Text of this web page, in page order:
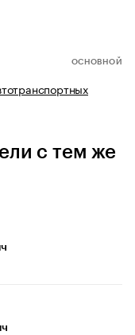
ОСНОВНОЙ
с тем же